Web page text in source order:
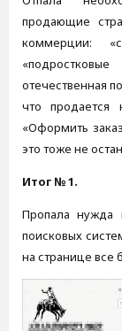
продающие
коммерции:
отечественная
что
«Оформить
это тоже не
Итог № 1.
Пропала нужда
поисковых
на странице все